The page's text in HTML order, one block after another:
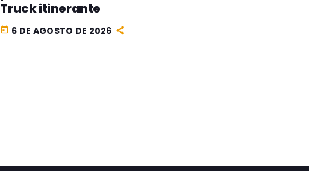
Truck itinerante
today 6 DE AGOSTO DE 2026